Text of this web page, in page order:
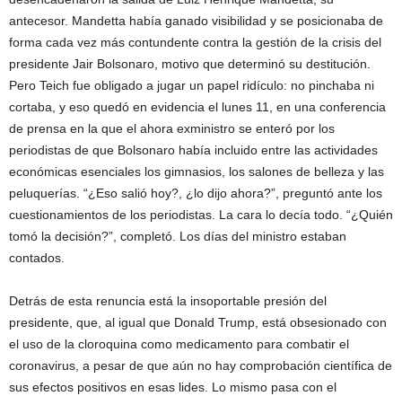
antecesor. Mandetta había ganado visibilidad y se posicionaba de
forma cada vez más contundente contra la gestión de la crisis del
presidente Jair Bolsonaro, motivo que determinó su destitución.
Pero Teich fue obligado a jugar un papel ridículo: no pinchaba ni
cortaba, y eso quedó en evidencia el lunes 11, en una conferencia
de prensa en la que el ahora exministro se enteró por los
periodistas de que Bolsonaro había incluido entre las actividades
económicas esenciales los gimnasios, los salones de belleza y las
peluquerías. “¿Eso salió hoy?, ¿lo dijo ahora?”, preguntó ante los
cuestionamientos de los periodistas. La cara lo decía todo. “¿Quién
tomó la decisión?”, completó. Los días del ministro estaban
contados.
Detrás de esta renuncia está la insoportable presión del
presidente, que, al igual que Donald Trump, está obsesionado con
el uso de la cloroquina como medicamento para combatir el
coronavirus, a pesar de que aún no hay comprobación científica de
sus efectos positivos en esas lides. Lo mismo pasa con el